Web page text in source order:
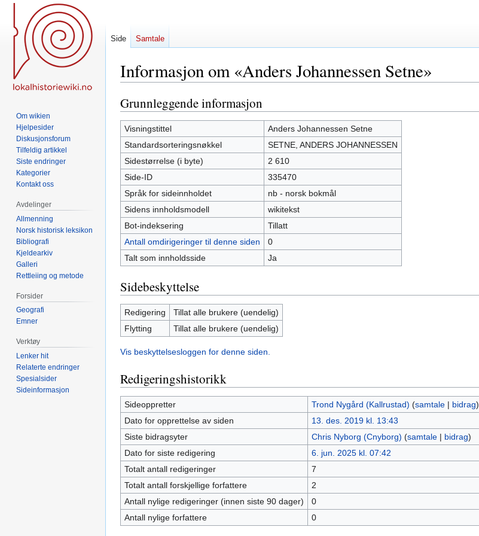
Informasjon om «Anders Johannessen Setne»
Hopp
til
navigering
Hopp
til
søk
Grunnleggende informasjon
Visningstittel
Anders Johannessen Setne
Standardsorteringsnøkkel
SETNE, ANDERS JOHANNESSEN
Sidestørrelse (i byte)
2 610
Side-ID
335470
Språk for sideinnholdet
nb - norsk bokmål
Sidens innholdsmodell
wikitekst
Bot-indeksering
Tillatt
Antall omdirigeringer til denne siden
0
Talt som innholdsside
Ja
Sidebeskyttelse
Redigering
Tillat alle brukere (uendelig)
Flytting
Tillat alle brukere (uendelig)
Vis beskyttelsesloggen for denne siden.
Redigeringshistorikk
Sideoppretter Trond Nygård (Kallrustad) (samtale| bidrag)
Dato for opprettelse av siden
13. des. 2019 kl. 13:43
Siste bidragsyter
Chris Nyborg (Cnyborg) (samtale| bidrag)
Dato for siste redigering
6. jun. 2025 kl. 07:42
Totalt antall redigeringer
7
Totalt antall forskjellige forfattere
2
Antall nylige redigeringer (innen siste 90 dager)
0
Antall nylige forfattere
0
Side Samtale
Om wikien
Hjelpesider
Diskusjonsforum
Tilfeldig artikkel
Siste endringer
Kategorier
Kontakt oss
Avdelinger
Allmenning
Norsk historisk leksikon
Bibliografi
Kjeldearkiv
Galleri
Rettleiing og metode
Forsider
Geografi
Emner
Verktøy
Lenker hit
Relaterte endringer
Spesialsider
Sideinformasjon